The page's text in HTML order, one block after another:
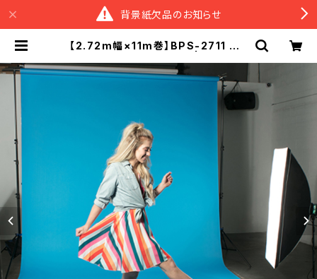
背景紙欠品のお知らせ
【2.72m幅×11m巻】BPS-2711 全5
背景紙販売のスーペリア＆M BASE
店